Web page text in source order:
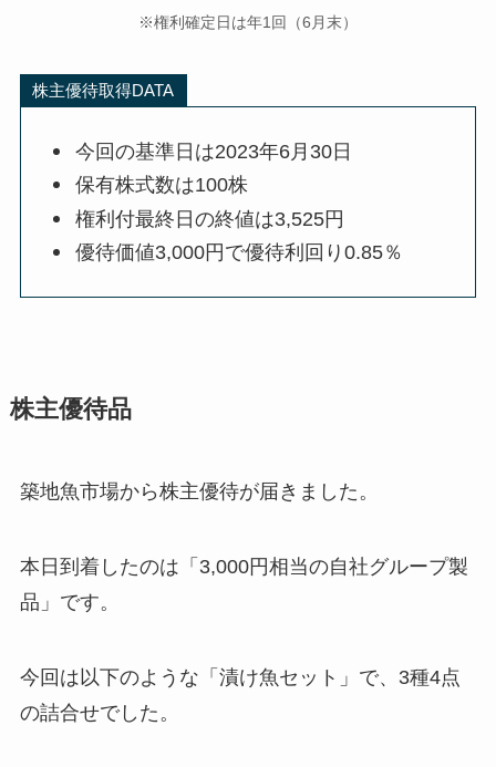
※権利確定日は年1回（6月末）
株主優待取得DATA
今回の基準日は2023年6月30日
保有株式数は100株
権利付最終日の終値は3,525円
優待価値3,000円で優待利回り0.85％
株主優待品
築地魚市場から株主優待が届きました。
本日到着したのは「3,000円相当の自社グループ製
品」です。
今回は以下のような「漬け魚セット」で、3種4点
の詰合せでした。